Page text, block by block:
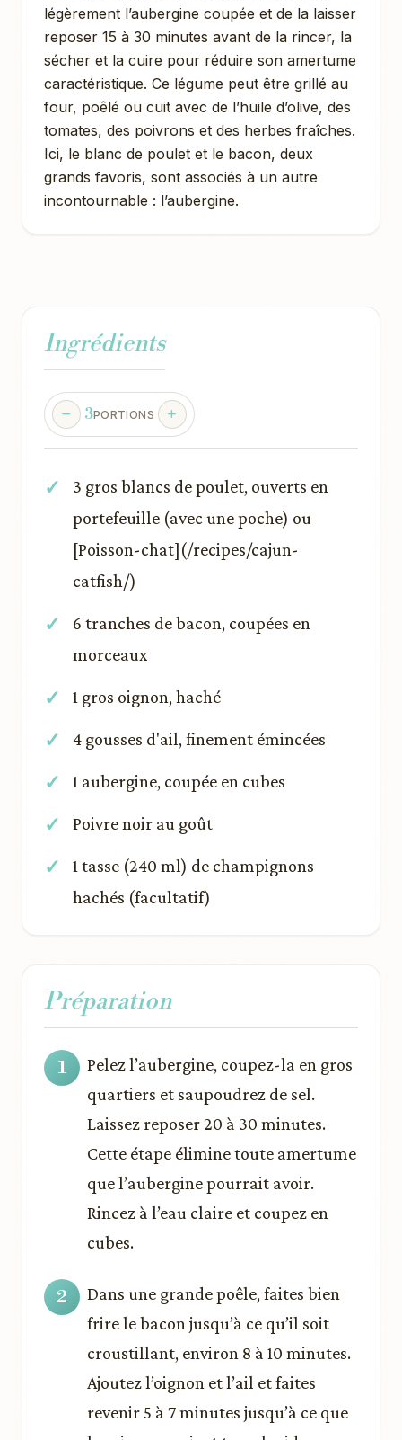
légèrement l’aubergine coupée et de la laisser
reposer 15 à 30 minutes avant de la rincer, la
sécher et la cuire pour réduire son amertume
caractéristique. Ce légume peut être grillé au
four, poêlé ou cuit avec de l’huile d’olive, des
tomates, des poivrons et des herbes fraîches.
Ici, le blanc de poulet et le bacon, deux
grands favoris, sont associés à un autre
incontournable : l’aubergine.
Ingrédients
3PORTIONS
3 gros blancs de poulet, ouverts en
portefeuille (avec une poche) ou
[Poisson-chat](/recipes/cajun-
catfish/)
6 tranches de bacon, coupées en
morceaux
1 gros oignon, haché
4 gousses d'ail, finement émincées
1 aubergine, coupée en cubes
Poivre noir au goût
1 tasse (240 ml) de champignons
hachés (facultatif)
Préparation
Pelez l’aubergine, coupez-la en gros
quartiers et saupoudrez de sel.
Laissez reposer 20 à 30 minutes.
Cette étape élimine toute amertume
que l’aubergine pourrait avoir.
Rincez à l’eau claire et coupez en
cubes.
Dans une grande poêle, faites bien
frire le bacon jusqu’à ce qu’il soit
croustillant, environ 8 à 10 minutes.
Ajoutez l’oignon et l’ail et faites
revenir 5 à 7 minutes jusqu’à ce que